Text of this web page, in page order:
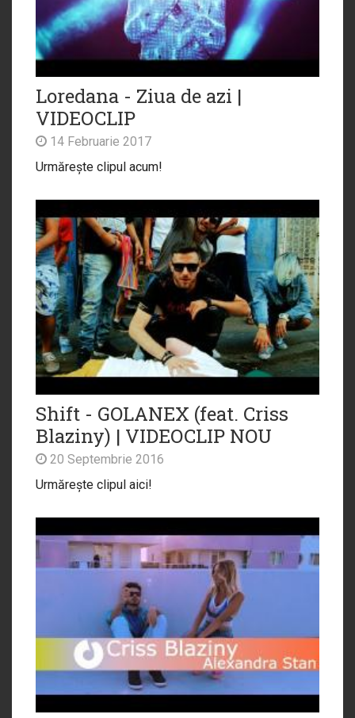
Loredana - Ziua de azi |
VIDEOCLIP
14 Februarie 2017
Urmărește clipul acum!
Shift - GOLANEX (feat. Criss
Blaziny) | VIDEOCLIP NOU
20 Septembrie 2016
Urmărește clipul aici!